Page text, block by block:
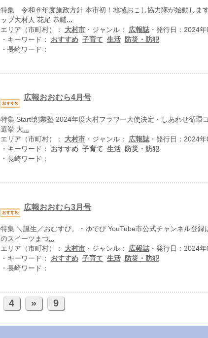
特集 令和６年度施政方針 本市初！地域おこし協力隊が始動しま
ップ大村人 花尾 恭輔...
エリア（市町村）： 大村市・ジャンル： 広報誌・発行日：2024年
・キーワード： おすすめ 子育て 生活
防災・防犯
・長崎ワード：
広報おおむら4月号
特集 Start!創業塾 2024年度大村フラワー大使決定・しあわせ循環
選挙 大...
エリア（市町村）： 大村市・ジャンル： 広報誌・発行日：2024年
・キーワード： おすすめ 子育て 生活
防災・防犯
・長崎ワード：
広報おおむら3月号
特集 ＼誕生／おむすび。・ゆでぴ YouTube市公式チャンネル登
のスイーツまつ...
エリア（市町村）： 大村市・ジャンル： 広報誌・発行日：2024年
・キーワード： おすすめ 子育て 生活
防災・防犯
・長崎ワード：
4 » 9